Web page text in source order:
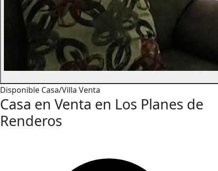
Disponible Casa/Villa Venta
Casa en Venta en Los Planes de
Renderos